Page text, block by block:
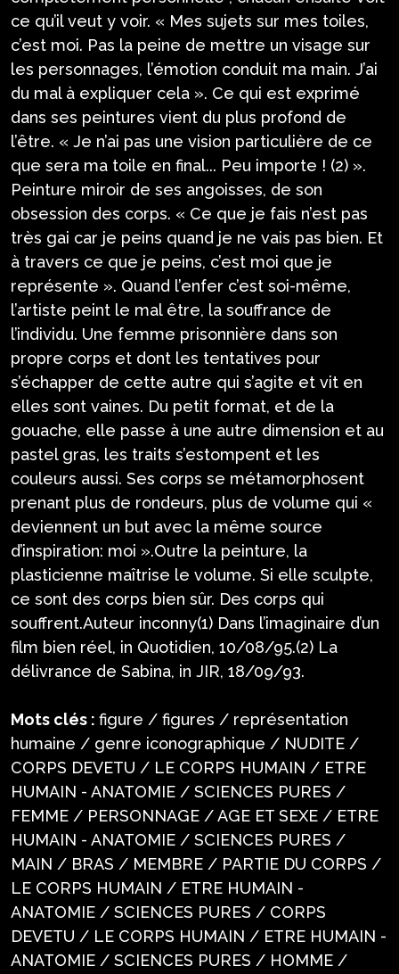
ce qu’il veut y voir. « Mes sujets sur mes toiles,
c’est moi. Pas la peine de mettre un visage sur
les personnages, l’émotion conduit ma main. J’ai
du mal à expliquer cela ». Ce qui est exprimé
dans ses peintures vient du plus profond de
l’être. « Je n’ai pas une vision particulière de ce
que sera ma toile en final... Peu importe ! (2) ».
Peinture miroir de ses angoisses, de son
obsession des corps. « Ce que je fais n’est pas
très gai car je peins quand je ne vais pas bien. Et
à travers ce que je peins, c’est moi que je
représente ». Quand l’enfer c’est soi-même,
l’artiste peint le mal être, la souffrance de
l’individu. Une femme prisonnière dans son
propre corps et dont les tentatives pour
s’échapper de cette autre qui s’agite et vit en
elles sont vaines. Du petit format, et de la
gouache, elle passe à une autre dimension et au
pastel gras, les traits s’estompent et les
couleurs aussi. Ses corps se métamorphosent
prenant plus de rondeurs, plus de volume qui «
deviennent un but avec la même source
d’inspiration: moi ».Outre la peinture, la
plasticienne maîtrise le volume. Si elle sculpte,
ce sont des corps bien sûr. Des corps qui
souffrent.Auteur inconny(1) Dans l’imaginaire d’un
film bien réel, in Quotidien, 10/08/95.(2) La
délivrance de Sabina, in JIR, 18/09/93.
Mots clés : figure / figures / représentation
humaine / genre iconographique / NUDITE /
CORPS DEVETU / LE CORPS HUMAIN / ETRE
HUMAIN - ANATOMIE / SCIENCES PURES /
FEMME / PERSONNAGE / AGE ET SEXE / ETRE
HUMAIN - ANATOMIE / SCIENCES PURES /
MAIN / BRAS / MEMBRE / PARTIE DU CORPS /
LE CORPS HUMAIN / ETRE HUMAIN -
ANATOMIE / SCIENCES PURES / CORPS
DEVETU / LE CORPS HUMAIN / ETRE HUMAIN -
ANATOMIE / SCIENCES PURES / HOMME /